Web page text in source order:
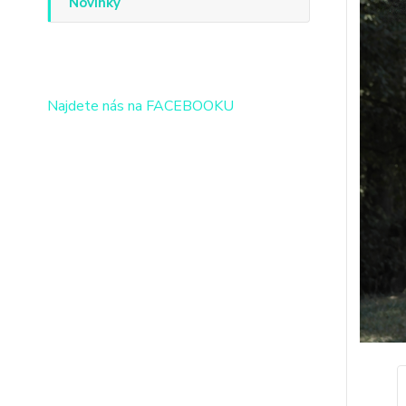
Najdete nás na FACEBOOKU